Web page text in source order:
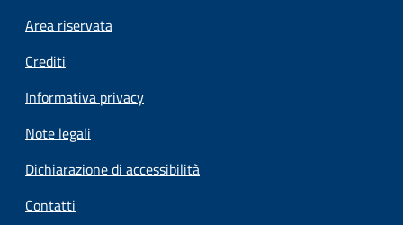
Footer menu
Area riservata
Crediti
Informativa privacy
Note legali
Dichiarazione di accessibilità
Contatti